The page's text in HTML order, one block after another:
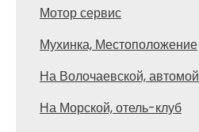
Мотор сервис
Мухинка, Местоположение
На Волочаевской,
На Морской, отель-клуб